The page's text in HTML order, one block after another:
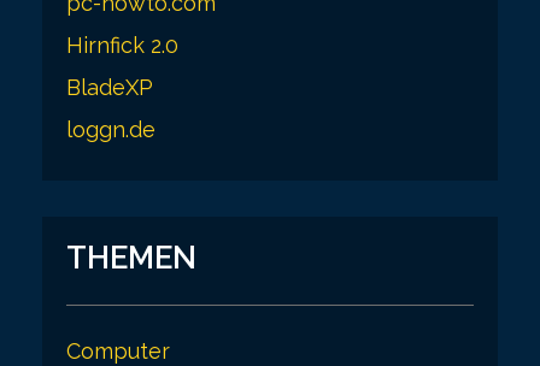
Hirnfick 2.0
BladeXP
loggn.de
THEMEN
Computer